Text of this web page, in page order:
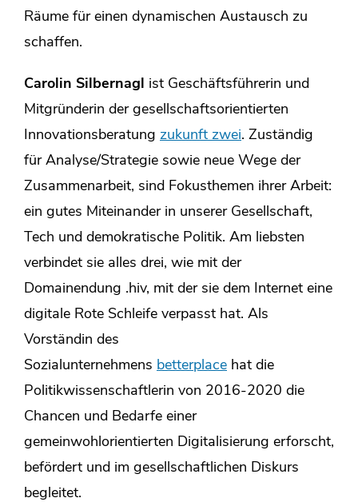
Räume für einen dynamischen Austausch zu
schaffen.
Carolin Silbernagl ist Geschäftsführerin und
Mitgründerin der gesellschaftsorientierten
Innovationsberatung zukunft zwei. Zuständig
für Analyse/Strategie sowie neue Wege der
Zusammenarbeit, sind Fokusthemen ihrer Arbeit:
ein gutes Miteinander in unserer Gesellschaft,
Tech und demokratische Politik. Am liebsten
verbindet sie alles drei, wie mit der
Domainendung .hiv, mit der sie dem Internet eine
digitale Rote Schleife verpasst hat. Als
Vorständin des
Sozialunternehmens betterplace hat die
Politikwissenschaftlerin von 2016-2020 die
Chancen und Bedarfe einer
gemeinwohlorientierten Digitalisierung erforscht,
befördert und im gesellschaftlichen Diskurs
begleitet.